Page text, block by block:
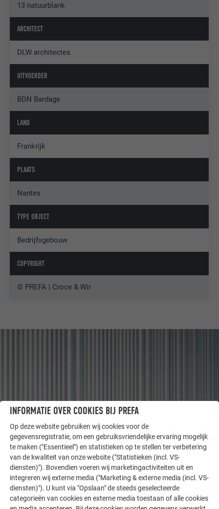
13 natuurblank
ARCHITECT
DLW architectes
UITVOERDER
BDN Bardage
LAND
Frankrijk
PLAATS
Nantes
TYPE OBJECT
Bedrijfsgebouw
COPYRIGHT
© PREFA | Croce & Wir
LAAT U INSPIREREN
ANDERE OBJECTEN
De PREFA referentiegallerij laat zien hoe veelzijdig
aluminium kan worden toegepast. Ontdek meer
INFORMATIE OVER COOKIES BIJ PREFA
Op deze website gebruiken wij cookies voor de
gegevensregistratie, om een gebruiksvriendelijke ervaring mogelijk
te maken ("Essentieel") en statistieken op te stellen ter verbetering
van de kwaliteit van onze website ("Statistieken (incl. VS-
diensten)"). Bovendien voeren wij marketingactiviteiten uit en
integreren wij externe media ("Marketing & externe media (incl. VS-
diensten)"). U kunt via "Opslaan" de steeds geselecteerde
categorieën van cookies en externe media toestaan of alle cookies